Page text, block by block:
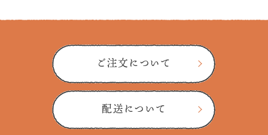
ご注文について
配送について